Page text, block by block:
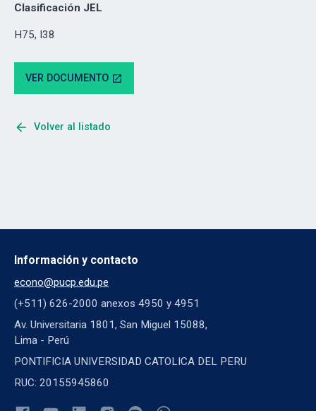
Clasificación JEL
H75, I38
VER DOCUMENTO open_in_new
arrow_back Volver al listado
Información y contacto
econo@pucp.edu.pe
(+511) 626-2000 anexos 4950 y 4951
Av. Universitaria 1801, San Miguel 15088,
Lima - Perú
PONTIFICIA UNIVERSIDAD CATOLICA DEL PERU
RUC: 20155945860